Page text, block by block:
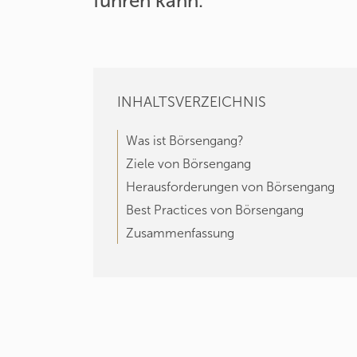
INHALTSVERZEICHNIS
Was ist Börsengang?
Ziele von Börsengang
Herausforderungen von Börsengang
Best Practices von Börsengang
Zusammenfassung